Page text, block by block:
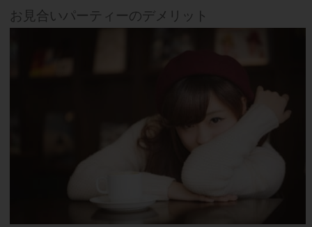
お見合いパーティーのデメリット